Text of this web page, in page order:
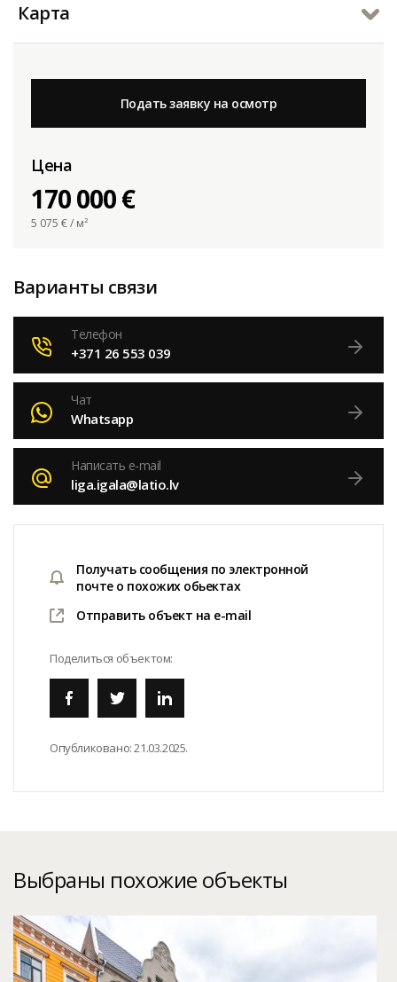
Карта
Подать заявку на осмотр
Цена
170 000 €
5 075 € / м²
Варианты связи
Телефон
+371 26 553 039
Чат
Whatsapp
Написать e-mail
liga.igala@latio.lv
Получать сообщения по электронной
почте о похожих обьектах
Отправить объект на e-mail
Поделиться объектом:
Опубликовано:21.03.2025.
Выбраны похожие объекты